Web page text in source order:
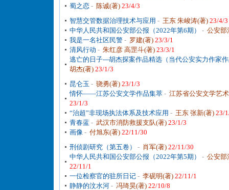
蜀之恋 - 陈诚(著) 23/4/3
智慧交管数据治理技术与应用 - 王东 朱峻涛(著) 23/4/3
中华人民共和国公安部公报（2022年第6期）
- 公安部
我是一名社区民警 - 罗建(著) 23/3/1
清风行动 - 朱红彦 高罡斗(著) 23/3/1
逃亡的日子---胡杰探案作品精选（当代公安实力作家
胡杰(著) 23/1/3
昆仑玉 - 骁勇(著) 23/1/3
情怀——江苏公安文学作品集萃 - 江苏省公安文学艺
23/1/3
“治超”非现场执法体系及技术应用 - 王东 张新(著) 23/
青春蓝 - 武汉市消防救援支队(著) 23/1/3
画像 - 付旭东(著) 22/11/30
刑侦剧研究（第五卷）
- 肖军(著) 22/11/30
中华人民共和国公安部公报（2022年第5期）
- 公安部
22/11/1
一位检察官的驻所日记 - 李砚明(著) 22/11/1
静静的汶水河 - 冯琦昊(著) 22/10/8